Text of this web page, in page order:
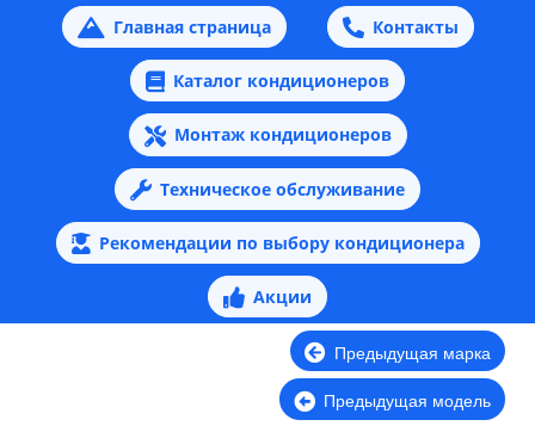
Главная страница Контакты
Каталог кондиционеров
Монтаж кондиционеров
Техническое обслуживание
Рекомендации по выбору кондиционера
Акции
Предыдущая марка
Предыдущая модель